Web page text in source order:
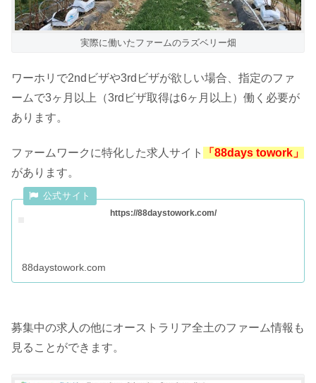
実際に働いたファームのラズベリー畑
ワーホリで2ndビザや3rdビザが欲しい場合、指定のファ
ームで3ヶ月以上（3rdビザ取得は6ヶ月以上）働く必要が
あります。
ファームワークに特化した求人サイト
「88days towork」
があります。
https://88daystowork.com/
88daystowork.com
募集中の求人の他にオーストラリア全土のファーム情報も
見ることができます。